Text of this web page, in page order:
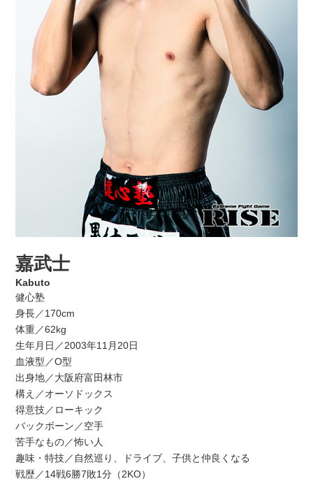
嘉武士
Kabuto
健心塾
身長／170cm
体重／62kg
生年月日／2003年11月20日
血液型／O型
出身地／大阪府富田林市
構え／オーソドックス
得意技／ローキック
バックボーン／空手
苦手なもの／怖い人
趣味・特技／自然巡り、ドライブ、子供と仲良くなる
戦歴／14戦6勝7敗1分（2KO）